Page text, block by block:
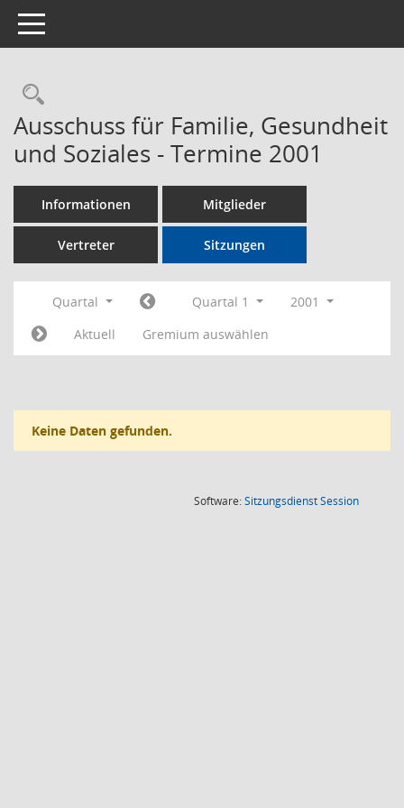
Toggle navigation
Rechercheauswahl
Ausschuss für Familie, Gesundheit
und Soziales - Termine 2001
Informationen Mitglieder
Vertreter Sitzungen
Quartal Quartal 1
2001
Aktuell
Gremium auswählen
Keine Daten gefunden.
Software:SitzungsdienstSession(Wird in